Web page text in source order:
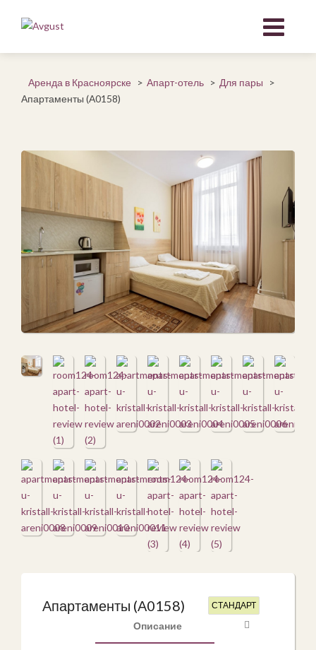
Аренда в Красноярске > Апарт-отель > Для пары
>
Апартаменты (А0158)
Апартаменты (А0158) СТАНДАРТ
Описание